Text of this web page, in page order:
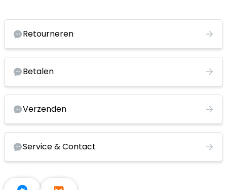
Retourneren
Betalen
Verzenden
Service & Contact